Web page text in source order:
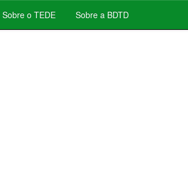
Sobre o TEDE Sobre a BDTD